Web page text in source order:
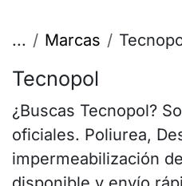
... Marcas
Tecnopol
¿Buscas Tecnopol?
oficiales. Poliurea,
impermeabilización